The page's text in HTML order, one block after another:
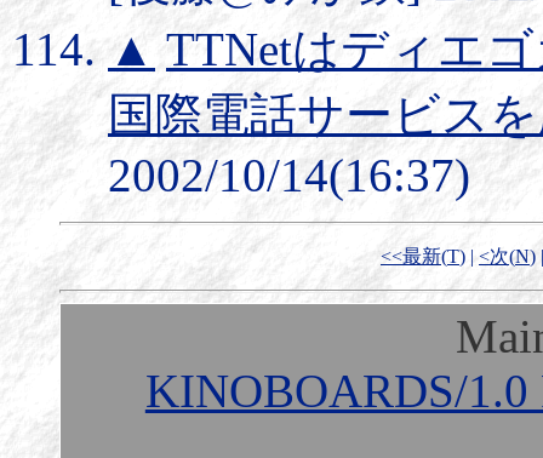
▲ TTNetはディエ
国際電話サービス
2002/10/14(16:37)
<<最新(T) | <次(N)
KINOBOARDS/1.0